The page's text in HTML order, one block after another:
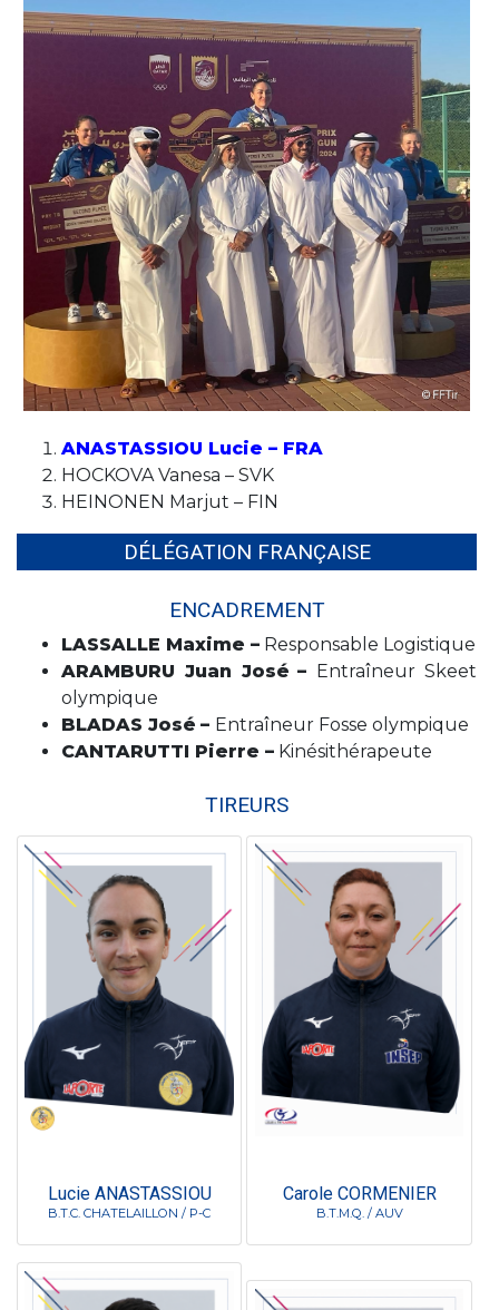
ANASTASSIOU Lucie – FRA
HOCKOVA Vanesa – SVK
HEINONEN Marjut – FIN
DÉLÉGATION FRANÇAISE
ENCADREMENT
LASSALLE Maxime – Responsable Logistique
ARAMBURU Juan José – Entraîneur Skeet
olympique
BLADAS José – Entraîneur Fosse olympique
CANTARUTTI Pierre – Kinésithérapeute
TIREURS
Lucie ANASTASSIOU
B.T.C. CHATELAILLON / P-C
Carole CORMENIER
B.T.M.Q. / AUV